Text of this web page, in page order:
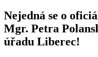
Nejedná se o
Mgr. Petra
úřadu Liberec!